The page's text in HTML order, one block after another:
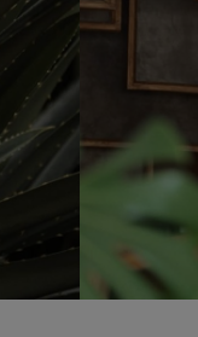
NOUVEAUTÉS